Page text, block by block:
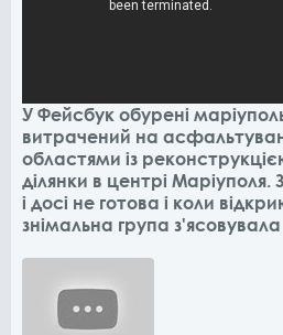
У Фейсбук обурені
витрачений на
областями із
ділянки в центрі Маріуполя.
і досі не готова і коли
знімальна група з'ясовувала